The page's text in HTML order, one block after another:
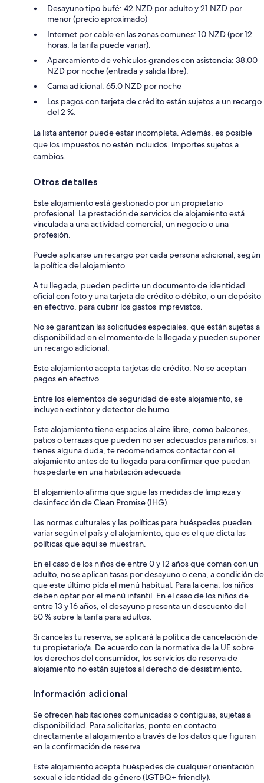
Desayuno tipo bufé: 42 NZD por adulto y 21 NZD por
menor (precio aproximado)
Internet por cable en las zonas comunes: 10 NZD (por 12
horas, la tarifa puede variar).
Aparcamiento de vehículos grandes con asistencia: 38.00
NZD por noche (entrada y salida libre).
Cama adicional: 65.0 NZD por noche
Los pagos con tarjeta de crédito están sujetos a un recargo
del 2 %.
La lista anterior puede estar incompleta. Además, es posible
que los impuestos no estén incluidos. Importes sujetos a
cambios.
Otros detalles
Este alojamiento está gestionado por un propietario
profesional. La prestación de servicios de alojamiento está
vinculada a una actividad comercial, un negocio o una
profesión.
Puede aplicarse un recargo por cada persona adicional, según
la política del alojamiento.
A tu llegada, pueden pedirte un documento de identidad
oficial con foto y una tarjeta de crédito o débito, o un depósito
en efectivo, para cubrir los gastos imprevistos.
No se garantizan las solicitudes especiales, que están sujetas a
disponibilidad en el momento de la llegada y pueden suponer
un recargo adicional.
Este alojamiento acepta tarjetas de crédito. No se aceptan
pagos en efectivo.
Entre los elementos de seguridad de este alojamiento, se
incluyen extintor y detector de humo.
Este alojamiento tiene espacios al aire libre, como balcones,
patios o terrazas que pueden no ser adecuados para niños; si
tienes alguna duda, te recomendamos contactar con el
alojamiento antes de tu llegada para confirmar que puedan
hospedarte en una habitación adecuada
El alojamiento afirma que sigue las medidas de limpieza y
desinfección de Clean Promise (IHG).
Las normas culturales y las políticas para huéspedes pueden
variar según el país y el alojamiento, que es el que dicta las
políticas que aquí se muestran.
En el caso de los niños de entre 0 y 12 años que coman con un
adulto, no se aplican tasas por desayuno o cena, a condición de
que este último pida el menú habitual. Para la cena, los niños
deben optar por el menú infantil. En el caso de los niños de
entre 13 y 16 años, el desayuno presenta un descuento del
50 % sobre la tarifa para adultos.
Si cancelas tu reserva, se aplicará la política de cancelación de
tu propietario/a. De acuerdo con la normativa de la UE sobre
los derechos del consumidor, los servicios de reserva de
alojamiento no están sujetos al derecho de desistimiento.
Información adicional
Se ofrecen habitaciones comunicadas o contiguas, sujetas a
disponibilidad. Para solicitarlas, ponte en contacto
directamente al alojamiento a través de los datos que figuran
en la confirmación de reserva.
Este alojamiento acepta huéspedes de cualquier orientación
sexual e identidad de género (LGTBQ+ friendly).